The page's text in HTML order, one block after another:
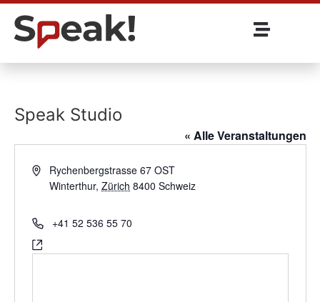
Speak Studio
« Alle Veranstaltungen
AddressRychenbergstrasse 67 OST
Winterthur, Zürich 8400 Schweiz
Phone+41 52 536 55 70
Website